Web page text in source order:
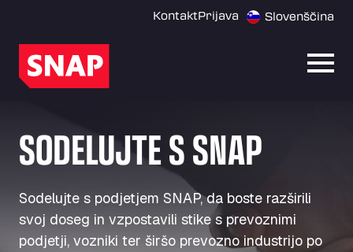
KontaktPrijava Slovenščina
SODELUJTE S SNAP
Sodelujte s podjetjem SNAP, da boste razširili
svoj doseg in vzpostavili stike s prevoznimi
podjetji, vozniki ter širšo prevozno industrijo po